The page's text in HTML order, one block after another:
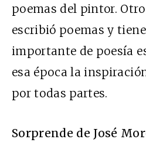
poemas del pintor.
escribió poemas y
importante de poesía
esa época la
por todas partes.
Sorprende de José